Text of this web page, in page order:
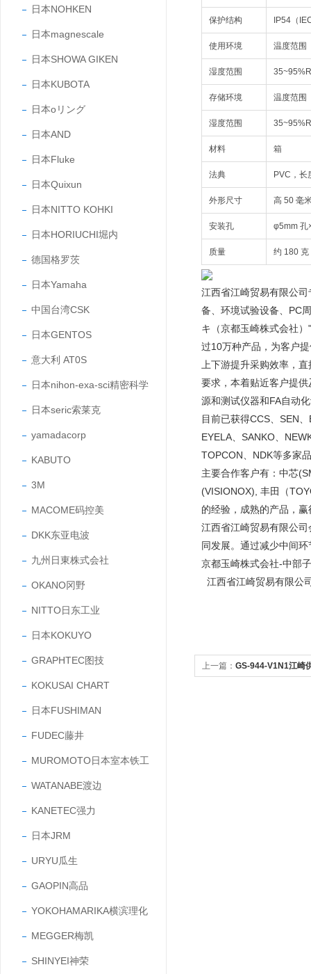
日本NOHKEN
日本magnescale
日本SHOWA GIKEN
日本KUBOTA
日本oリング
日本AND
日本Fluke
日本Quixun
日本NITTO KOHKI
日本HORIUCHI堀内
德国格罗茨
日本Yamaha
中国台湾CSK
日本GENTOS
意大利 AT0S
日本nihon-exa-sci精密科学
日本seric索莱克
yamadacorp
KABUTO
3M
MACOME码控美
DKK东亚电波
九州日東株式会社
OKANO冈野
NITTO日东工业
日本KOKUYO
GRAPHTEC图技
KOKUSAI CHART
日本FUSHIMAN
FUDEC藤井
MUROMOTO日本室本铁工
WATANABE渡边
KANETEC强力
日本JRM
URYU瓜生
GAOPIN高品
YOKOHAMARIKA横滨理化
MEGGER梅凯
SHINYEI神荣
保护结构 IP54（
使用环境 温度范围
湿度范围
存储环境 温度范围
湿度范围
材料 箱
法典 PVC，长
外形尺寸 高 50 毫
安装孔 φ5mm 孔
质量 约 180 克
江西省江崎贸易有限公
备、环境试验设备、PC
キ（京都玉崎株式会社
过10万种产品，为客户
上下游提升采购效率，
要求，本着贴近客户提
源和测试仪器和FA自动
目前已获得CCS、SEN
EYELA、SANKO、
TOPCON、NDK等多家
主要合作客户有：中芯
(VISIONOX), 丰田（
的经验，成熟的产品，
江西省江崎贸易有限公
同发展。通过减少中间
京都玉崎株式会社-中部
江西省江崎贸易有限公
上一篇： GS-944-V1N1江崎